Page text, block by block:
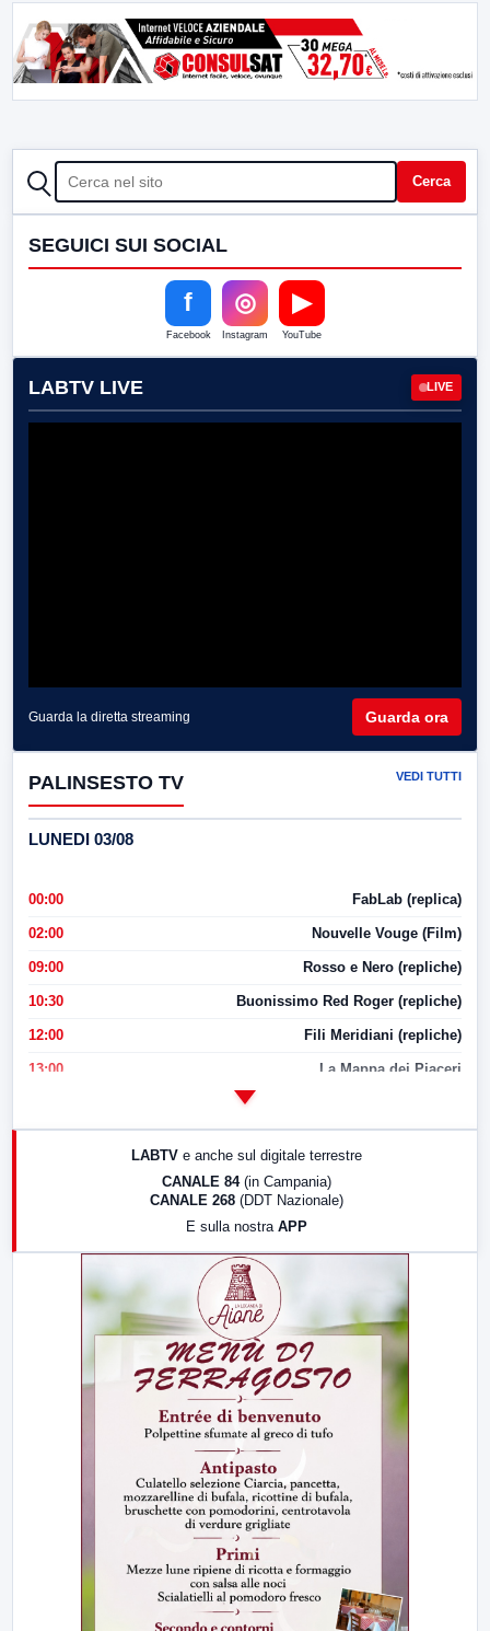
CERCA Cerca
SEGUICI SUI SOCIAL
f
Facebook
◎
Instagram
▶
YouTube
LABTV LIVE LIVE
Guarda la diretta streaming Guarda ora
PALINSESTO TV VEDI TUTTI
LUNEDI 03/08
00:00 FabLab (replica)
02:00 Nouvelle Vouge (Film)
09:00 Rosso e Nero (repliche)
10:30 Buonissimo Red Roger (repliche)
12:00 Fili Meridiani (repliche)
13:00 La Mappa dei Piaceri
LABTV e anche sul digitale terrestre
CANALE 84 (in Campania)
CANALE 268 (DDT Nazionale)
E sulla nostra APP